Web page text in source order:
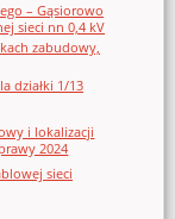
– Gąsiorowo
sieci nn 0,4 kV
zabudowy,
działki 1/13
i lokalizacji
2024
sieci